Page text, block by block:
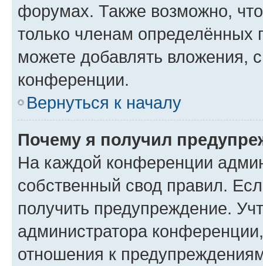
форумах. Также возможно,
только членам определённых
можете добавлять вложения,
конференции.
Вернуться к началу
Почему я получил
На каждой конференции
собственный свод правил.
получить предупреждение.
администратора
отношения к